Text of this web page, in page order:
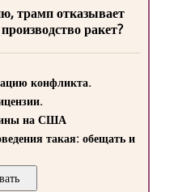
трамп отказывает
ракет?
конфликта.
на США
такая: обещать и